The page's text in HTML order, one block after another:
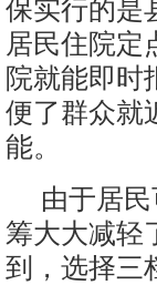
保实行的是
居民住院定
院就能即时
便了群众就
能。
由于居
筹大大减轻
到，选择三